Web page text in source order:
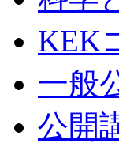
KEK
一般
公開